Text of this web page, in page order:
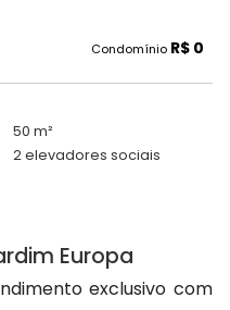
Condomínio R$ 0
50 m²
2 elevadores sociais
Europa
exclusivo com